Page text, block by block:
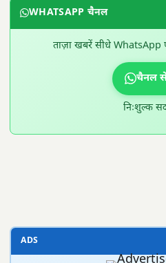
WHATSAPP चैनल
ताज़ा खबरें सीधे WhatsApp
चैनल
निःशुल्क
ADS